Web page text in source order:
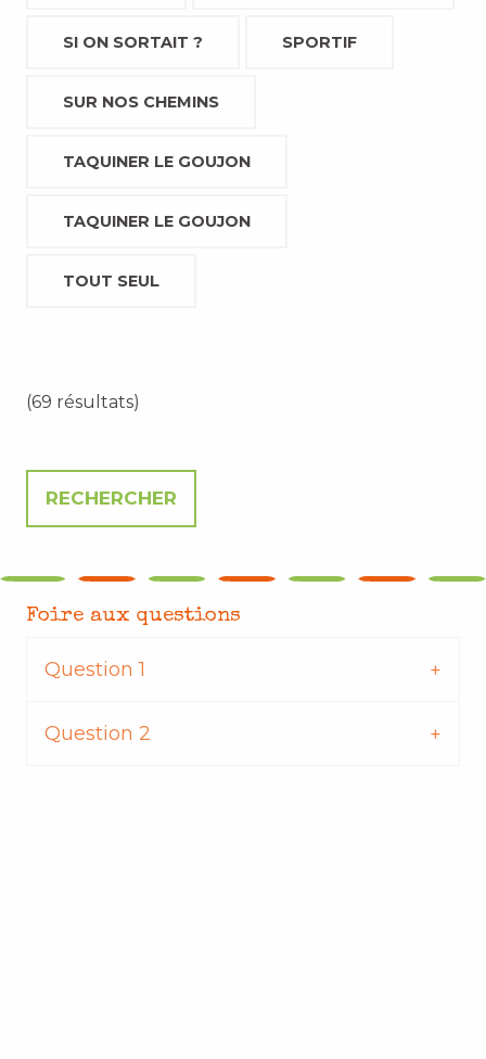
SI ON SORTAIT ? SPORTIF
SUR NOS CHEMINS
TAQUINER LE GOUJON
TAQUINER LE GOUJON
TOUT SEUL
(69 résultats)
Foire aux questions
Question 1
Question 2